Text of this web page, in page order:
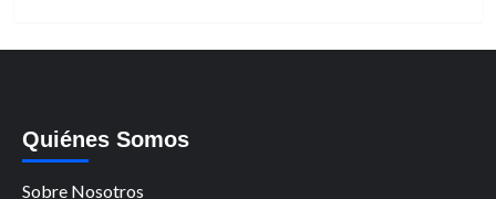
Quiénes Somos
Sobre Nosotros